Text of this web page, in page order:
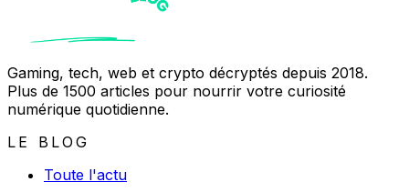
Gaming, tech, web et crypto décryptés depuis 2018.
Plus de 1500 articles pour nourrir votre curiosité
numérique quotidienne.
LE BLOG
Toute l'actu